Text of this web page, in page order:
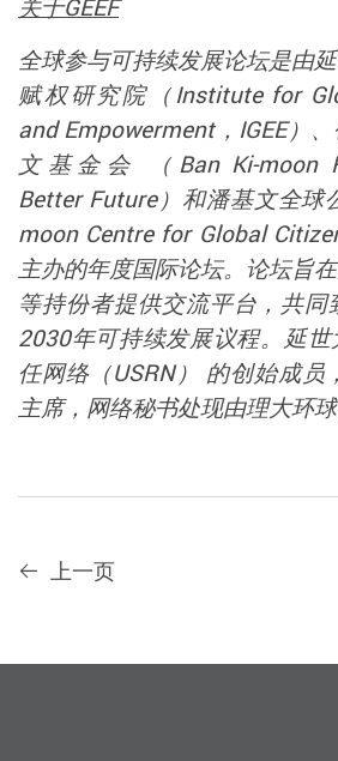
关于GEEF
全球参与可持续发展论坛是由
赋权研究院（Institute for
and Empowerment，IGEE）
文基金会
（Ban Ki-moon
Better Future） 和潘基文全球
moon Centre for Global
主办的年度国际论坛。论坛旨
等持份者提供交流平台，共
2030年可持续发展议程。延
任网络（USRN） 的创始成员
主席，网络秘书处现由理大环球
上一页